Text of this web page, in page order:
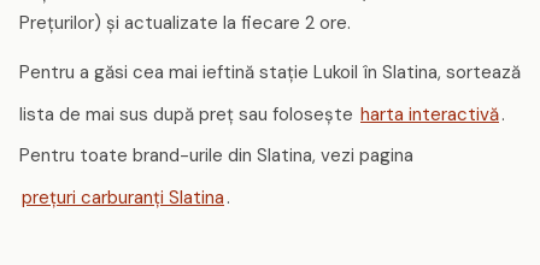
Prețurilor) și actualizate la fiecare 2 ore.
Pentru a găsi cea mai ieftină stație Lukoil în Slatina, sortează
lista de mai sus după preț sau folosește harta interactivă.
Pentru toate brand-urile din Slatina, vezi pagina
prețuri carburanți Slatina .